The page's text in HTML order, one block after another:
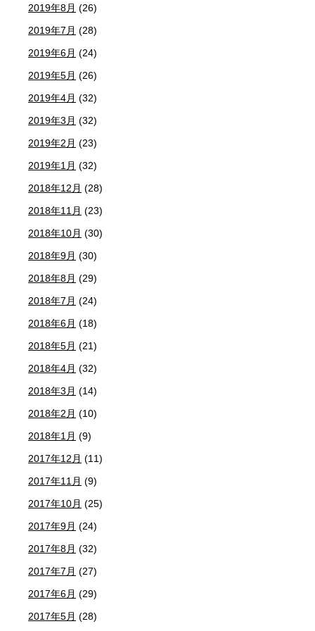
2019年8月 (26)
2019年7月 (28)
2019年6月 (24)
2019年5月 (26)
2019年4月 (32)
2019年3月 (32)
2019年2月 (23)
2019年1月 (32)
2018年12月 (28)
2018年11月 (23)
2018年10月 (30)
2018年9月 (30)
2018年8月 (29)
2018年7月 (24)
2018年6月 (18)
2018年5月 (21)
2018年4月 (32)
2018年3月 (14)
2018年2月 (10)
2018年1月 (9)
2017年12月 (11)
2017年11月 (9)
2017年10月 (25)
2017年9月 (24)
2017年8月 (32)
2017年7月 (27)
2017年6月 (29)
2017年5月 (28)